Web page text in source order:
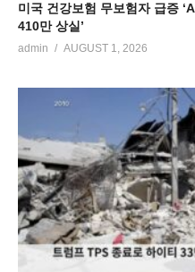
미국 건강보험 무보험자 급증
410만 상실’
admin AUGUST 1, 2026